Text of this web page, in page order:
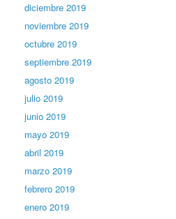
diciembre 2019
noviembre 2019
octubre 2019
septiembre 2019
agosto 2019
julio 2019
junio 2019
mayo 2019
abril 2019
marzo 2019
febrero 2019
enero 2019